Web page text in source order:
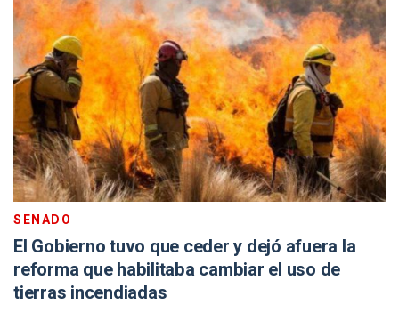
SENADO
El Gobierno tuvo que ceder y dejó afuera la
reforma que habilitaba cambiar el uso de
tierras incendiadas